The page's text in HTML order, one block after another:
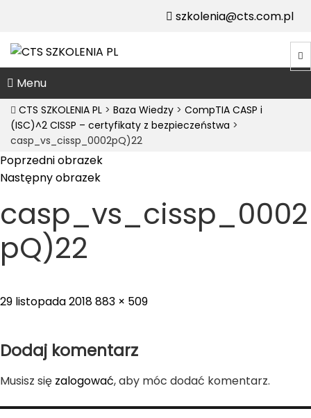
szkolenia@cts.com.pl
Menu
CTS SZKOLENIA PL > Baza Wiedzy > CompTIA CASP i
(ISC)^2 CISSP – certyfikaty z bezpieczeństwa >
casp_vs_cissp_0002pQ)22
Poprzedni obrazek
Następny obrazek
casp_vs_cissp_0002
pQ)22
Posted
29 listopada 2018Full
883 × 509
Dodaj komentarz
Musisz się zalogować, aby móc dodać komentarz.